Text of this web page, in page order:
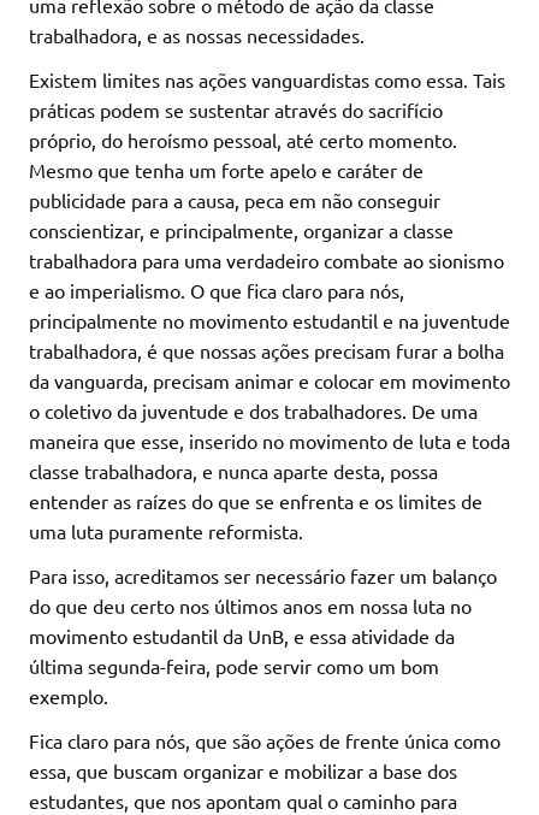
uma reflexão sobre o método de ação da classe
trabalhadora, e as nossas necessidades.
Existem limites nas ações vanguardistas como essa. Tais
práticas podem se sustentar através do sacrifício
próprio, do heroísmo pessoal, até certo momento.
Mesmo que tenha um forte apelo e caráter de
publicidade para a causa, peca em não conseguir
conscientizar, e principalmente, organizar a classe
trabalhadora para uma verdadeiro combate ao sionismo
e ao imperialismo. O que fica claro para nós,
principalmente no movimento estudantil e na juventude
trabalhadora, é que nossas ações precisam furar a bolha
da vanguarda, precisam animar e colocar em movimento
o coletivo da juventude e dos trabalhadores. De uma
maneira que esse, inserido no movimento de luta e toda
classe trabalhadora, e nunca aparte desta, possa
entender as raízes do que se enfrenta e os limites de
uma luta puramente reformista.
Para isso, acreditamos ser necessário fazer um balanço
do que deu certo nos últimos anos em nossa luta no
movimento estudantil da UnB, e essa atividade da
última segunda-feira, pode servir como um bom
exemplo.
Fica claro para nós, que são ações de frente única como
essa, que buscam organizar e mobilizar a base dos
estudantes, que nos apontam qual o caminho para